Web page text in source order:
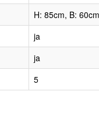
H: 85cm, B:
ja
ja
5